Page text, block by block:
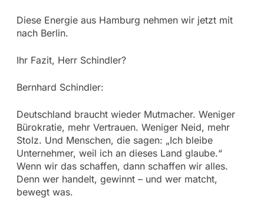
Diese Energie aus Hamburg nehmen wir jetzt mit
nach Berlin.
Ihr Fazit, Herr Schindler?
Bernhard Schindler:
Deutschland braucht wieder Mutmacher. Weniger
Bürokratie, mehr Vertrauen. Weniger Neid, mehr
Stolz. Und Menschen, die sagen: „Ich bleibe
Unternehmer, weil ich an dieses Land glaube.“
Wenn wir das schaffen, dann schaffen wir alles.
Denn wer handelt, gewinnt – und wer matcht,
bewegt was.